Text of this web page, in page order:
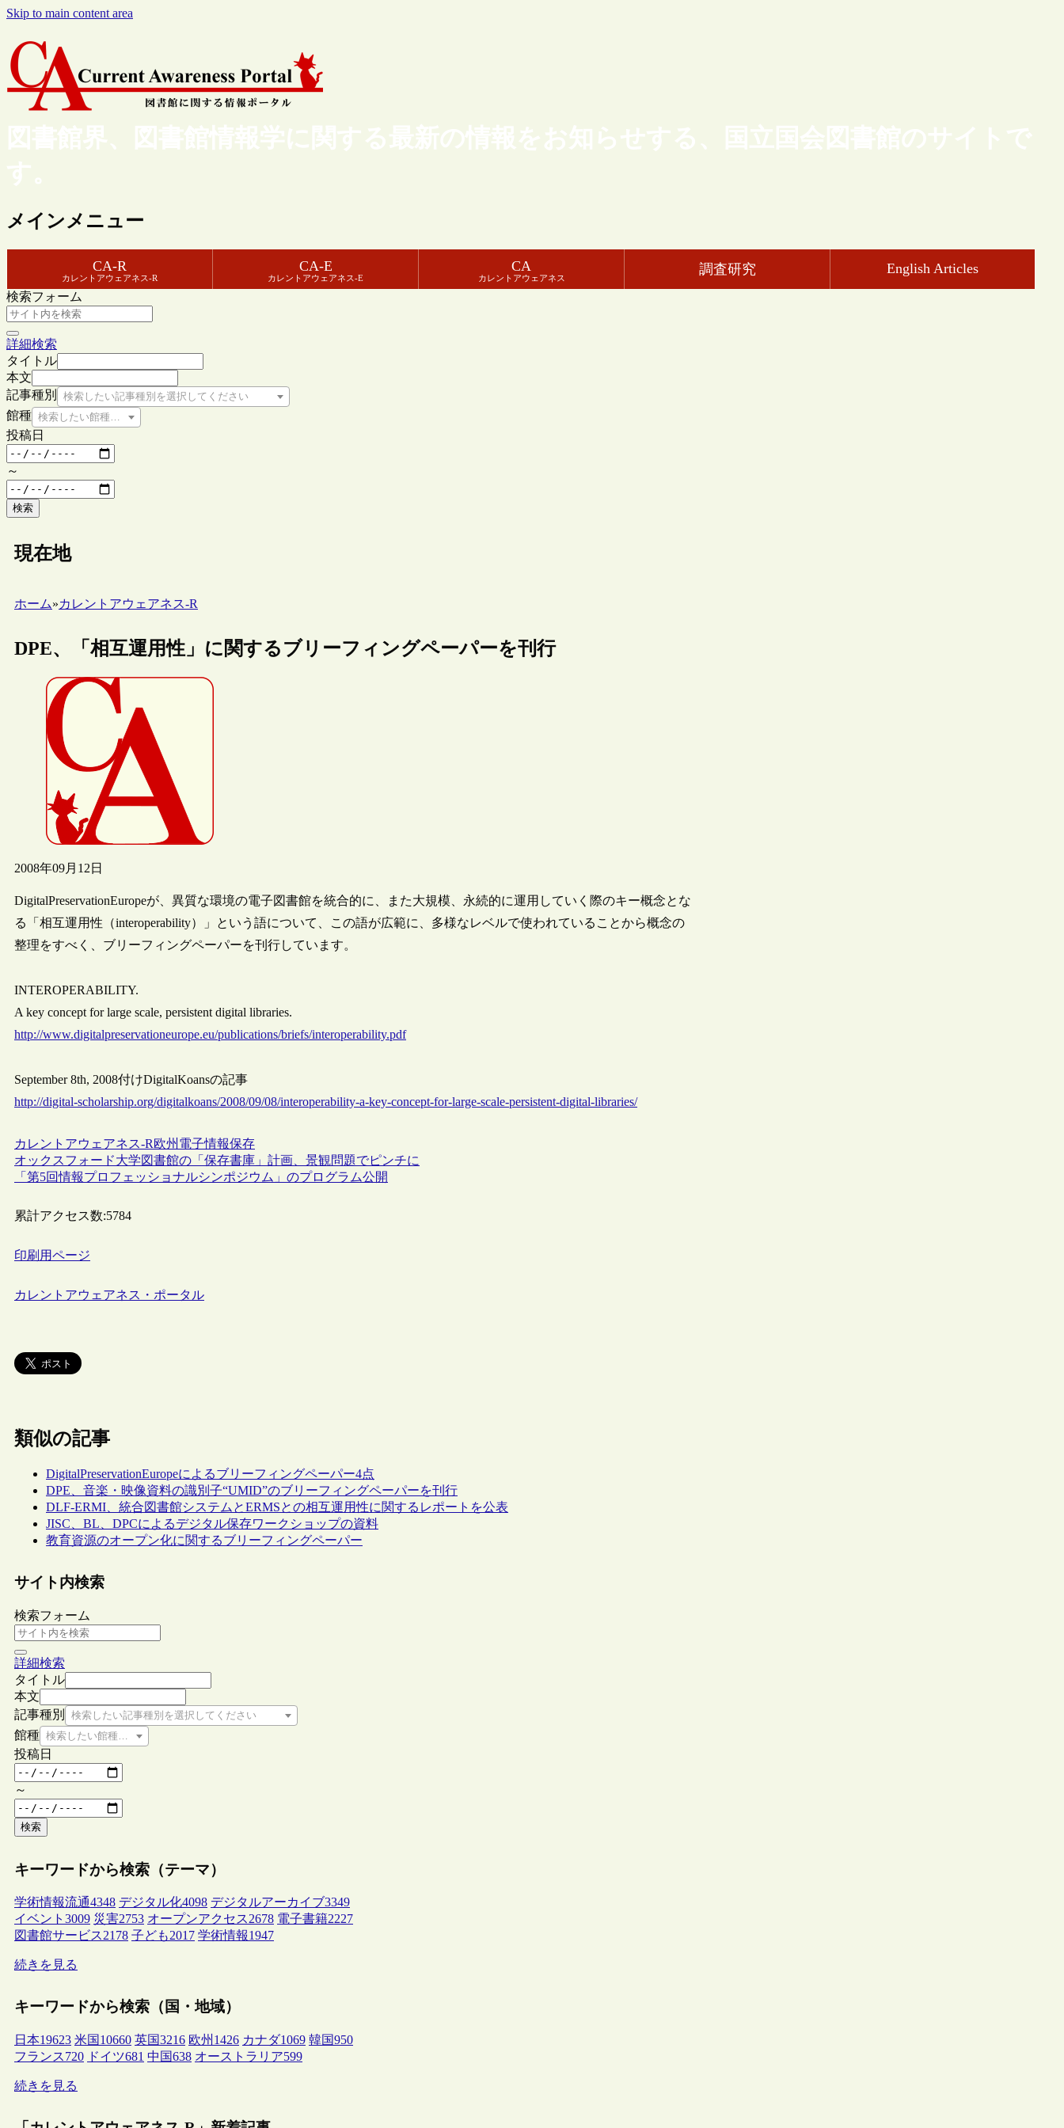
Skip to main content area
図書館界、図書館情報学に関する最新の情報をお知らせする、国立国会図書館のサイトで
す。
メインメニュー
CA-R
カレントアウェアネス-R
CA-E
カレントアウェアネス-E
CA
カレントアウェアネス
調査研究 English Articles
検索フォーム
詳細検索
タイトル
本文
記事種別
検索したい記事種別を選択してください
館種 検索したい館種を選択してください
投稿日
～
検索
現在地
ホーム»カレントアウェアネス-R
DPE、「相互運用性」に関するブリーフィングペーパーを刊行
2008年09月12日
DigitalPreservationEuropeが、異質な環境の電子図書館を統合的に、また大規模、永続的に運用していく際のキー概念とな
る「相互運用性（interoperability）」という語について、この語が広範に、多様なレベルで使われていることから概念の
整理をすべく、ブリーフィングペーパーを刊行しています。
INTEROPERABILITY.
A key concept for large scale, persistent digital libraries.
http://www.digitalpreservationeurope.eu/publications/briefs/interoperability.pdf
September 8th, 2008付けDigitalKoansの記事
http://digital-scholarship.org/digitalkoans/2008/09/08/interoperability-a-key-concept-for-large-scale-persistent-digital-libraries/
カレントアウェアネス-R欧州 電子情報保存
オックスフォード大学図書館の「保存書庫」計画、景観問題でピンチに
「第5回情報プロフェッショナルシンポジウム」のプログラム公開
累計アクセス数:5784
印刷用ページ
カレントアウェアネス・ポータル
類似の記事
DigitalPreservationEuropeによるブリーフィングペーパー4点
DPE、音楽・映像資料の識別子“UMID”のブリーフィングペーパーを刊行
DLF-ERMI、統合図書館システムとERMSとの相互運用性に関するレポートを公表
JISC、BL、DPCによるデジタル保存ワークショップの資料
教育資源のオープン化に関するブリーフィングペーパー
サイト内検索
検索フォーム
詳細検索
タイトル
本文
記事種別
検索したい記事種別を選択してください
館種 検索したい館種を選択してください
投稿日
～
検索
キーワードから検索（テーマ）
学術情報流通4348 デジタル化4098 デジタルアーカイブ3349
イベント 3009 災害2753 オープンアクセス2678 電子書籍2227
図書館サービス2178 子ども2017 学術情報1947
続きを見る
キーワードから検索（国・地域）
日本19623 米国 10660 英国3216 欧州 1426 カナダ1069 韓国950
フランス720 ドイツ681 中国638 オーストラリア599
続きを見る